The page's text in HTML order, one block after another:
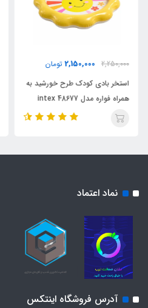
2,250,000
2,150,000 تومان
استخر بادی کودک طرح خورشید به
همراه فواره مدل 48677 intex
نماد اعتماد
آدرس فروشگاه اینتکس